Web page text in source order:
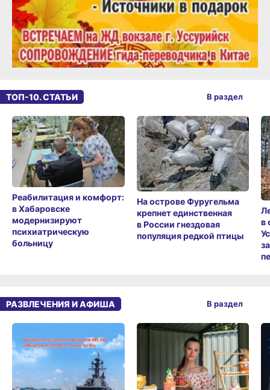
ТОП-10. СТАТЬИ
Реабилитация и комфорт:
в Хабаровске
модернизируют
психиатрическую
больницу
На острове Фуругельма
крепнет единственная
в России гнездовая
популяция редкой птицы
в
В раздел
РАЗВЛЕЧЕНИЯ И АФИША В раздел